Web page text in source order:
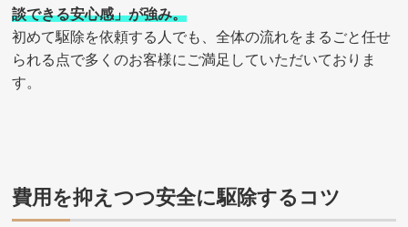
談できる安心感」が強み。
初めて駆除を依頼する人でも、全体の流れをまるごと任せ
られる点で多くのお客様にご満足していただいておりま
す。
費用を抑えつつ安全に駆除するコツ